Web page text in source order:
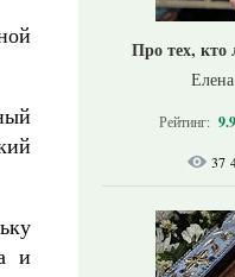
и
Про тех,
Рейтинг: 9.9
37